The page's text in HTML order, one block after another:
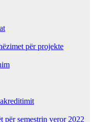
për projekte
për semestrin veror 2022